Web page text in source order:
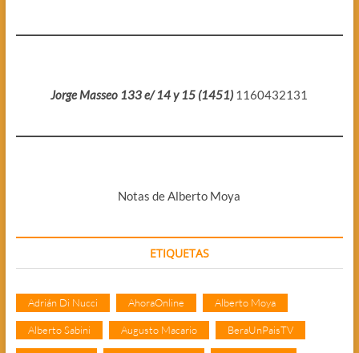
Jorge Masseo 133 e/ 14 y 15 (1451) 1160432131
Notas de Alberto Moya
ETIQUETAS
Adrián Di Nucci AhoraOnline Alberto Moya
Alberto Sabini Augusto Macario BeraUnPaisTV